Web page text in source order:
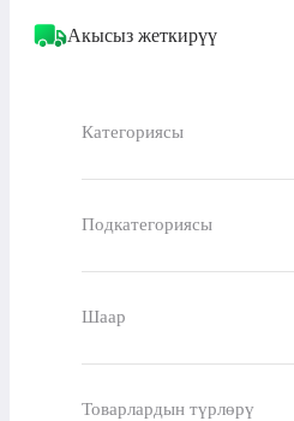
Акысыз жеткирүү
Категориясы
Подкатегориясы
Шаар
Товарлардын түрлөрү